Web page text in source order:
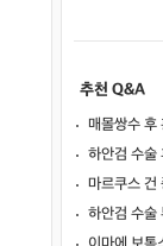
추천 Q&A
매몰쌍수 후